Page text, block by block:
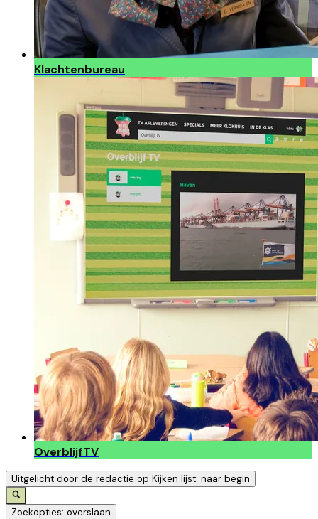
Klachtenbureau
OverblijfTV
Uitgelicht door de redactie op Kijken lijst: naar begin
Zoekopties: overslaan